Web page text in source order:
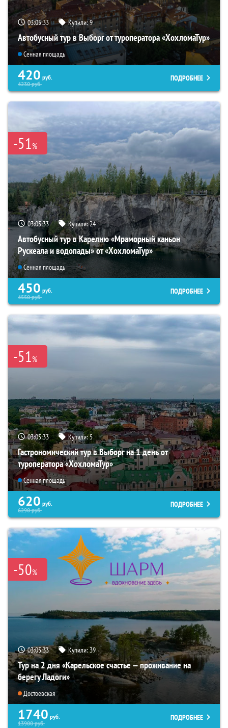
03:05:32 Купили:9
Автобусный тур в Выборг от туроператора «ХохломаТур»
Сенная площадь
420 руб.
4230руб.
ПОДРОБНЕЕ
-51%
03:05:32 Купили:24
Автобусный тур в Карелию «Мраморный каньон
Рускеала и водопады» от «ХохломаТур»
Сенная площадь
450 руб.
4550руб.
ПОДРОБНЕЕ
-51%
03:05:32 Купили:5
Гастрономический тур в Выборг на 1 день от
туроператора «ХохломаТур»
Сенная площадь
620 руб.
6290руб.
ПОДРОБНЕЕ
-50%
03:05:32 Купили:39
Тур на 2 дня «Карельское счастье — проживание на
берегу Ладоги»
Достоевская
1740 руб.
13900руб.
ПОДРОБНЕЕ